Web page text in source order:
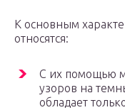
К основным
относятся:
С их помощью
узоров на
обладает